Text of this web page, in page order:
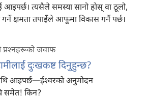
त्यसैले समस्या सानो होस्‌ वा ठूलो,
क्षमता तपाईँले आफूमा विकास गर्नै पर्छ।
प्रश्‍नहरूको जवाफ
दुःखकष्ट दिनुहुन्छ?
आइपर्छ—ईश्‍वरको अनुमोदन
समेत! किन?